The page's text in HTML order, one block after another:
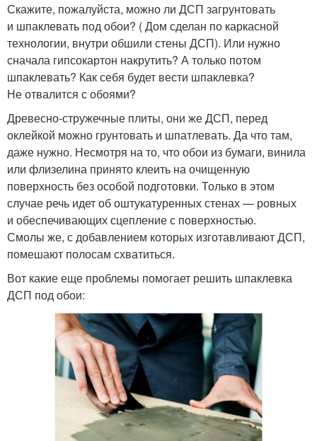
Скажите, пожалуйста, можно ли ДСП загрунтовать
и шпаклевать под обои? ( Дом сделан по каркасной
технологии, внутри обшили стены ДСП). Или нужно
сначала гипсокартон накрутить? А только потом
шпаклевать? Как себя будет вести шпаклевка?
Не отвалится с обоями?
Древесно-стружечные плиты, они же ДСП, перед
оклейкой можно грунтовать и шпатлевать. Да что там,
даже нужно. Несмотря на то, что обои из бумаги, винила
или флизелина принято клеить на очищенную
поверхность без особой подготовки. Только в этом
случае речь идет об оштукатуренных стенах — ровных
и обеспечивающих сцепление с поверхностью.
Смолы же, с добавлением которых изготавливают ДСП,
помешают полосам схватиться.
Вот какие еще проблемы помогает решить шпаклевка
ДСП под обои: